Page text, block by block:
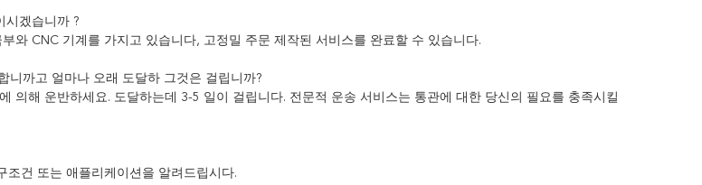
시겠습니까 ?
와 CNC 기계를 가지고 있습니다, 고정밀 주문 제작된 서비스를 완료할 수 있습니다.
니까고 얼마나 오래 도달하 그것은 걸립니까?
의해 운반하세요. 도달하는데 3-5 일이 걸립니다. 전문적 운송 서비스는 통관에 대한 당신의 필요를 충족시킬
조건 또는 애플리케이션을 알려드립시다.